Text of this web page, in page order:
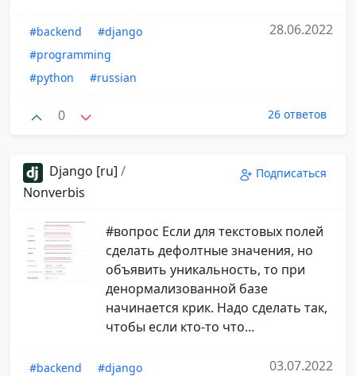
#backend
#django
#programming
#python
#russian
28.06.2022
0 26 ответов
Django [ru] /
Nonverbis
Подписаться
#вопрос Если для текстовых полей
сделать дефолтные значения, но
объявить уникальность, то при
денормализованной базе
начинается крик. Надо сделать так,
чтобы если кто-то что...
#backend
#django
03.07.2022